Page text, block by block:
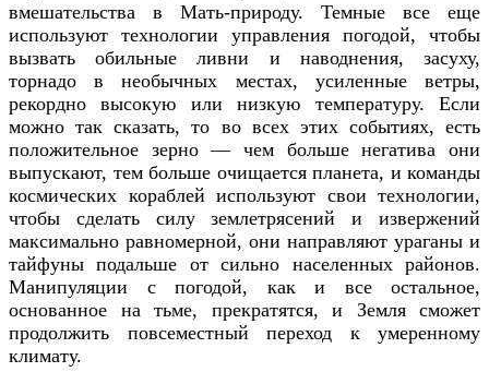
вмешательства в Мать-природу. Темные все еще
используют технологии управления погодой, чтобы
вызвать обильные ливни и наводнения, засуху,
торнадо в необычных местах, усиленные ветры,
рекордно высокую или низкую температуру. Если
можно так сказать, то во всех этих событиях, есть
положительное зерно — чем больше негатива они
выпускают, тем больше очищается планета, и команды
космических кораблей используют свои технологии,
чтобы сделать силу землетрясений и извержений
максимально равномерной, они направляют ураганы и
тайфуны подальше от сильно населенных районов.
Манипуляции с погодой, как и все остальное,
основанное на тьме, прекратятся, и Земля сможет
продолжить повсеместный переход к умеренному
климату.